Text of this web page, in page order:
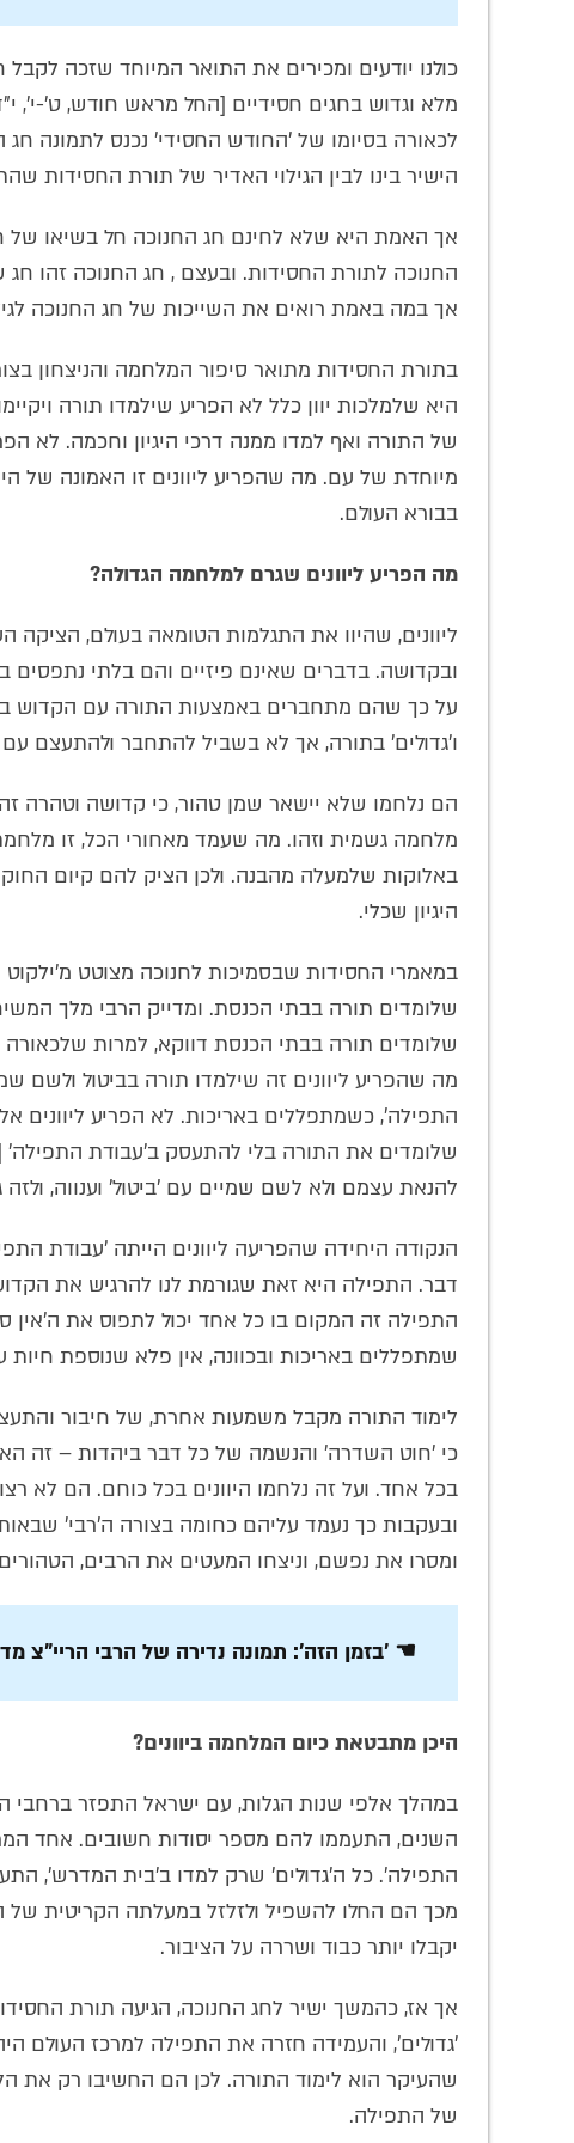
כולנו יודעים ומכירים את התואר המיוחד שזכה
מלא וגדוש בחגים חסידיים [החל מראש חודש, ט'-י',
לכאורה בסיומו של 'החודש החסידי' נכנס לתמונה
הישיר בינו לבין הגילוי האדיר של תורת החסידות
אך האמת היא שלא לחינם חג החנוכה חל בשיאו של
החנוכה לתורת החסידות. ובעצם , חג החנוכה זהו
אך במה באמת רואים את השייכות של חג החנוכה
בתורת החסידות מתואר סיפור המלחמה והניצחון
היא שלמלכות יוון כלל לא הפריע שילמדו תורה
של התורה ואף למדו ממנה דרכי היגיון וחכמה. לא
מיוחדת של עם. מה שהפריע ליוונים זו האמונה של
בבורא העולם.
מה הפריע ליוונים שגרם למלחמה הגדולה?
ליוונים, שהיוו את התגלמות הטומאה בעולם, הציקה
ובקדושה. בדברים שאינם פיזיים והם בלתי
על כך שהם מתחברים באמצעות התורה עם הקדוש
ו'גדולים' בתורה, אך לא בשביל להתחבר ולהתעצם
הם נלחמו שלא יישאר שמן טהור, כי קדושה וטהרה
מלחמה גשמית וזהו. מה שעמד מאחורי הכל, זו
באלוקות שלמעלה מהבנה. ולכן הציק להם קיום
היגיון שכלי.
במאמרי החסידות שבסמיכות לחנוכה מצוטט מ'ילקוט
שלומדים תורה בבתי הכנסת. ומדייק הרבי מלך
שלומדים תורה בבתי הכנסת דווקא, למרות
מה שהפריע ליוונים זה שילמדו תורה בביטול ולשם
התפילה', כשמתפללים באריכות. לא הפריע ליוונים
שלומדים את התורה בלי להתעסק ב'עבודת התפילה'
להנאת עצמם ולא לשם שמיים עם 'ביטול' וענווה, ולזה
הנקודה היחידה שהפריעה ליוונים הייתה 'עבודת
דבר. התפילה היא זאת שגורמת לנו להרגיש את
התפילה זה המקום בו כל אחד יכול לתפוס את ה'אין
שמתפללים באריכות ובכוונה, אין פלא שנוספת חיות
לימוד התורה מקבל משמעות אחרת, של חיבור
כי 'חוט השדרה' והנשמה של כל דבר ביהדות – זה
בכל אחד. ועל זה נלחמו היוונים בכל כוחם. הם לא
ובעקבות כך נעמד עליהם כחומה בצורה ה'רבי'
ומסרו את נפשם, וניצחו המעטים את הרבים,
☚ 'בזמן הזה': תמונה נדירה של הרבי הריי"צ
היכן מתבטאת כיום המלחמה ביוונים?
במהלך אלפי שנות הגלות, עם ישראל התפזר ברחבי
השנים, התעממו להם מספר יסודות חשובים. אחד
התפילה'. כל ה'גדולים' שרק למדו ב'בית המדרש',
מכך הם החלו להשפיל ולזלזל במעלתה הקריטית של
יקבלו יותר כבוד ושררה על הציבור.
אך אז, כהמשך ישיר לחג החנוכה, הגיעה תורת
'גדולים', והעמידה חזרה את התפילה למרכז העולם
שהעיקר הוא לימוד התורה. לכן הם החשיבו רק את
של התפילה.